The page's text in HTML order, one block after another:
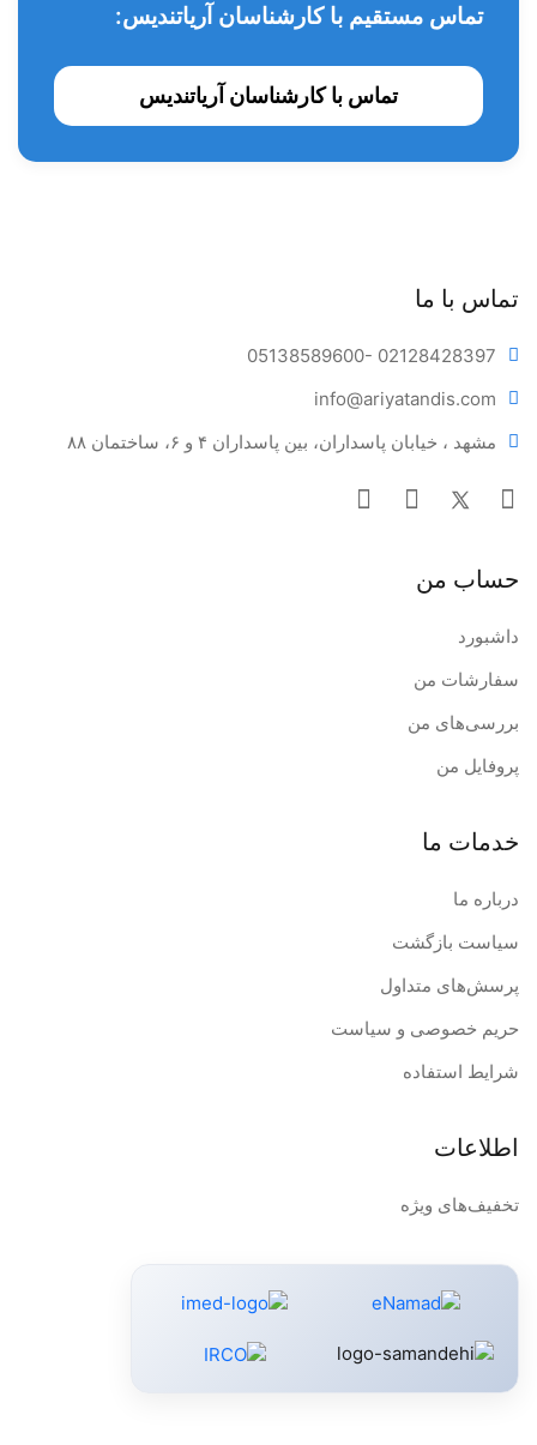
تماس مستقیم با کارشناسان آریاتندیس:
تماس با کارشناسان آریاتندیس
تماس با ما
05138589600- 02128428397
info@ariyatandis.com
مشهد ، خیابان پاسداران، بین پاسداران ۴ و ۶، ساختمان ۸۸
حساب من
داشبورد
سفارشات من
بررسی‌های من
پروفایل من
خدمات ما
درباره ما
سیاست بازگشت
پرسش‌های متداول
حریم خصوصی و سیاست
شرایط استفاده
اطلاعات
تخفیف‌های ویژه